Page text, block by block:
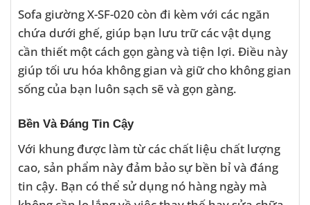
Sofa giường X-SF-020 còn đi kèm với các ngăn
chứa dưới ghế, giúp bạn lưu trữ các vật dụng
cần thiết một cách gọn gàng và tiện lợi. Điều này
giúp tối ưu hóa không gian và giữ cho không gian
sống của bạn luôn sạch sẽ và gọn gàng.
Bền Và Đáng Tin Cậy
Với khung được làm từ các chất liệu chất lượng
cao, sản phẩm này đảm bảo sự bền bỉ và đáng
tin cậy. Bạn có thể sử dụng nó hàng ngày mà